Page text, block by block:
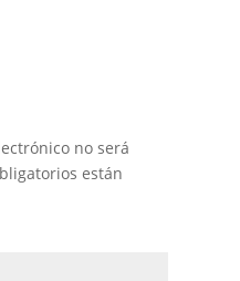
no será
están